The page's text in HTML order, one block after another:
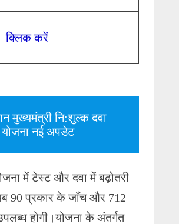
क्लिक करें
मुख्यमंत्री नि:शुल्क दवा
योजना नई अपडेट
में टेस्ट और दवा में बढ़ोतरी
90 प्रकार के जाँच और 712
होगी।योजना के अंतर्गत